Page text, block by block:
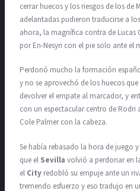
cerrar huecos y los riesgos de los de
adelantadas pudieron traducirse a
ahora, la magnífica contra de Lucas
por En-Nesyri con el pie solo ante el
Perdonó mucho la formación
y no se aprovechó de los huecos que
devolver el empate al marcador, y
con un espectacular centro de Rodri
Cole Palmer con la cabeza.
Se había rebasado la hora de juego
que el Sevilla volvió a perdonar en
el City redobló su empuje ante un
tremendo esfuerzo y eso tradujo en